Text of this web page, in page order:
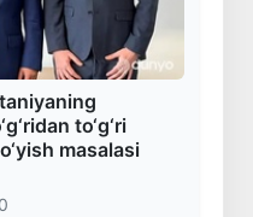
to‘g‘ri
masalasi
0